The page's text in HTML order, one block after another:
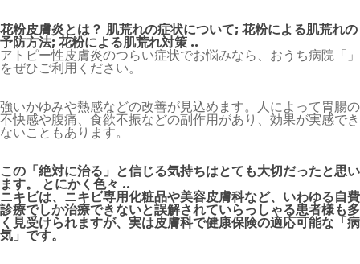
花粉皮膚炎とは？ 肌荒れの症状について; 花粉による肌荒れの
予防方法; 花粉による肌荒れ対策 ..
アトピー性皮膚炎のつらい症状でお悩みなら、おうち病院「」
をぜひご利用ください。
強いかゆみや熱感などの改善が見込めます。人によって胃腸の
不快感や腹痛、食欲不振などの副作用があり、効果が実感でき
ないこともあります。
この「絶対に治る」と信じる気持ちはとても大切だったと思い
ます。 とにかく色々 ..
ニキビは、ニキビ専用化粧品や美容皮膚科など、いわゆる自費
診療でしか治療できないと誤解されていらっしゃる患者様も多
く見受けられますが、実は皮膚科で健康保険の適応可能な「病
気」です。